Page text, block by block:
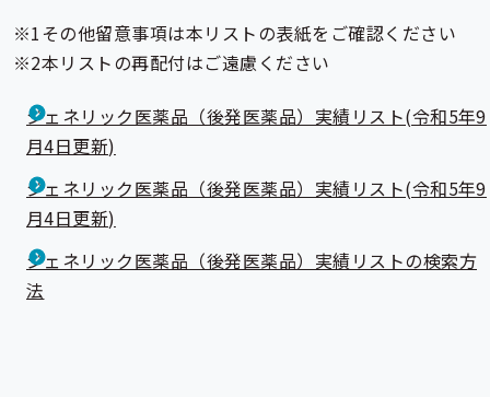
その他留意事項は本リストの表紙をご確認ください
本リストの再配付はご遠慮ください
ジェネリック医薬品（後発医薬品）実績リスト(令和5年9
月4日更新)
ジェネリック医薬品（後発医薬品）実績リスト(令和5年9
月4日更新)
ジェネリック医薬品（後発医薬品）実績リストの検索方
法